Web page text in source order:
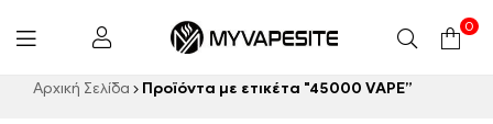
Myvapesite.de
0
Αρχική Σελίδα Προϊόντα με ετικέτα "45000 VAPE”